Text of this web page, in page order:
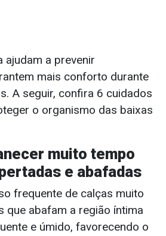
ajudam a prevenir
mais conforto durante
A seguir, confira 6 cuidados
o organismo das baixas
muito tempo
e abafadas
frequente de calças muito
que abafam a região íntima
e úmido, favorecendo o